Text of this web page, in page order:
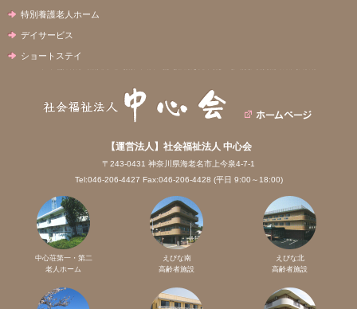
特別養護老人ホーム
デイサービス
ショートステイ
【運営法人】社会福祉法人 中心会
〒243-0431 神奈川県海老名市上今泉4-7-1
Tel:046-206-4427 Fax:046-206-4428 (平日 9:00～18:00)
中心荘第一・第二
老人ホーム
えびな南
高齢者施設
えびな北
高齢者施設